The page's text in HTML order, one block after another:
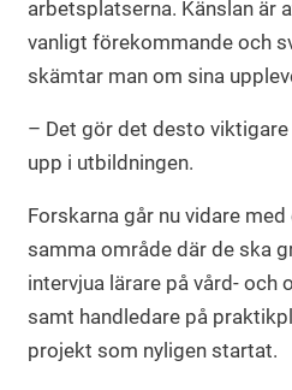
arbetsplatserna. Känslan är
vanligt förekommande och
skämtar man om sina
– Det gör det desto
upp i utbildningen.
Forskarna går nu vidare
samma område där de ska
intervjua lärare på vård-
samt handledare på
projekt som nyligen startat.